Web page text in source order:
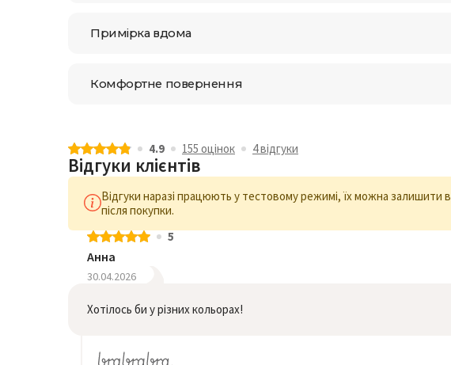
Примірка вдома
Комфортне повернення
4.9 155 оцiнок 4 відгуки
Відгуки клієнтів
Відгуки наразі працюють у тестовому режимі, їх можна залишити в
після покупки.
5
Анна
30.04.2026
Хотілось би у різних кольорах!